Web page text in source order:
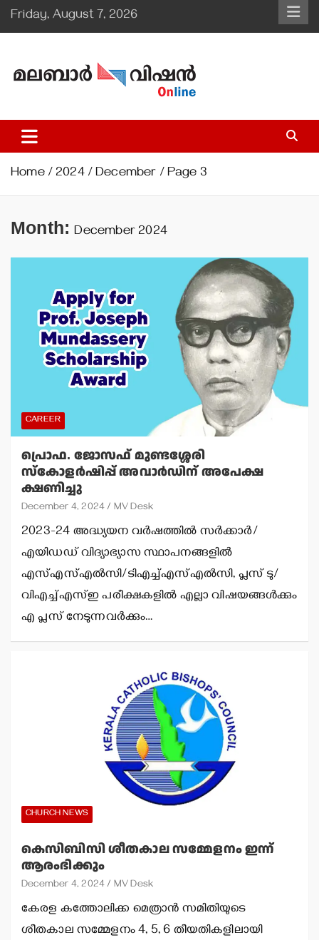
Skip
to
Friday, August 7, 2026
Malabar Vision Online
Illuminating Diocesan News with Divine Clarity.
Home 2024 December Page 3
Month:December 2024
CAREER
പ്രൊഫ. ജോസഫ് മുണ്ടശ്ശേരി
സ്‌കോളര്‍ഷിപ്പ് അവാര്‍ഡിന് അപേക്ഷ
ക്ഷണിച്ചു
December 4, 2024 MV Desk
2023-24 അദ്ധ്യയന വര്‍ഷത്തില്‍ സര്‍ക്കാര്‍/
എയിഡഡ് വിദ്യാഭ്യാസ സ്ഥാപനങ്ങളില്‍
എസ്എസ്എല്‍സി/ടിഎച്ച്എസ്എല്‍സി, പ്ലസ് ടു/
വിഎച്ച്എസ്ഇ പരീക്ഷകളില്‍ എല്ലാ വിഷയങ്ങള്‍ക്കും
എ പ്ലസ് നേടുന്നവര്‍ക്കും…
CHURCH NEWS
കെസിബിസി ശീതകാല സമ്മേളനം ഇന്ന്
ആരംഭിക്കും
December 4, 2024 MV Desk
കേരള കത്തോലിക്ക മെത്രാന്‍ സമിതിയുടെ
ശീതകാല സമ്മേളനം 4, 5, 6 തീയതികളിലായി